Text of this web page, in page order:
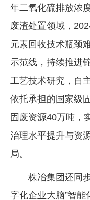
年二氧化硫排放浓
废渣处置领域，
元素回收技术瓶颈
示范线，持续推进
工艺技术研究，自
依托承担的国家级
固废资源40万吨，
治理水平提升与资
局。
株冶集团还同
字化企业大脑”智能